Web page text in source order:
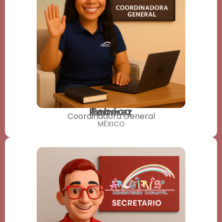
Rebeca
Ramírez
Coordinadora General
MÉXICO